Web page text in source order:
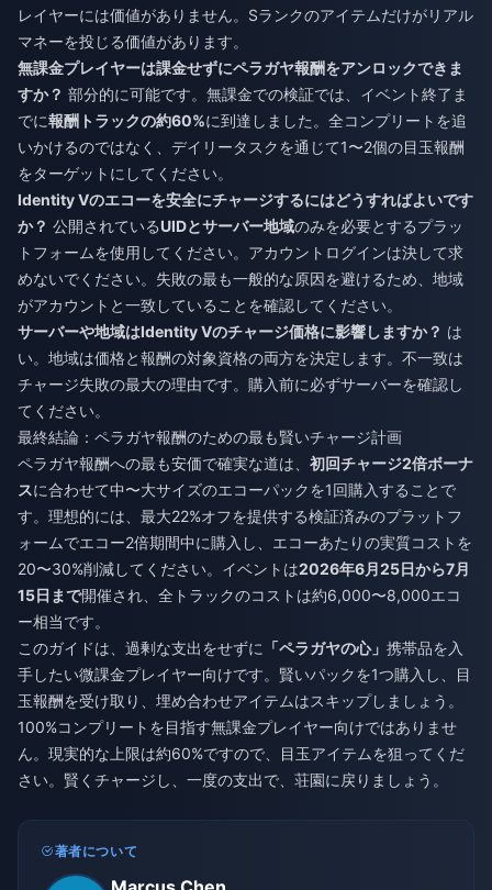
レイヤーには価値がありません。Sランクのアイテムだけがリアル
マネーを投じる価値があります。
無課金プレイヤーは課金せずにペラガヤ報酬をアンロックできま
すか？ 部分的に可能です。無課金での検証では、イベント終了ま
でに報酬トラックの約60%に到達しました。全コンプリートを追
いかけるのではなく、デイリータスクを通じて1〜2個の目玉報酬
をターゲットにしてください。
Identity Vのエコーを安全にチャージするにはどうすればよいです
か？ 公開されているUIDとサーバー地域のみを必要とするプラッ
トフォームを使用してください。アカウントログインは決して求
めないでください。失敗の最も一般的な原因を避けるため、地域
がアカウントと一致していることを確認してください。
サーバーや地域はIdentity Vのチャージ価格に影響しますか？ は
い。地域は価格と報酬の対象資格の両方を決定します。不一致は
チャージ失敗の最大の理由です。購入前に必ずサーバーを確認し
てください。
最終結論：ペラガヤ報酬のための最も賢いチャージ計画
ペラガヤ報酬への最も安価で確実な道は、 初回チャージ2倍ボーナ
スに合わせて中〜大サイズのエコーパックを1回購入することで
す。理想的には、最大22%オフを提供する検証済みのプラットフ
ォームでエコー2倍期間中に購入し、エコーあたりの実質コストを
20〜30%削減してください。イベントは2026年6月25日から7月
15日まで開催され、全トラックのコストは約6,000〜8,000エコ
ー相当です。
このガイドは、過剰な支出をせずに 「ペラガヤの心」 携帯品を入
手したい微課金プレイヤー向けです。賢いパックを1つ購入し、目
玉報酬を受け取り、埋め合わせアイテムはスキップしましょう。
100%コンプリートを目指す無課金プレイヤー向けではありませ
ん。現実的な上限は約60%ですので、目玉アイテムを狙ってくだ
さい。賢くチャージし、一度の支出で、荘園に戻りましょう。
著者について